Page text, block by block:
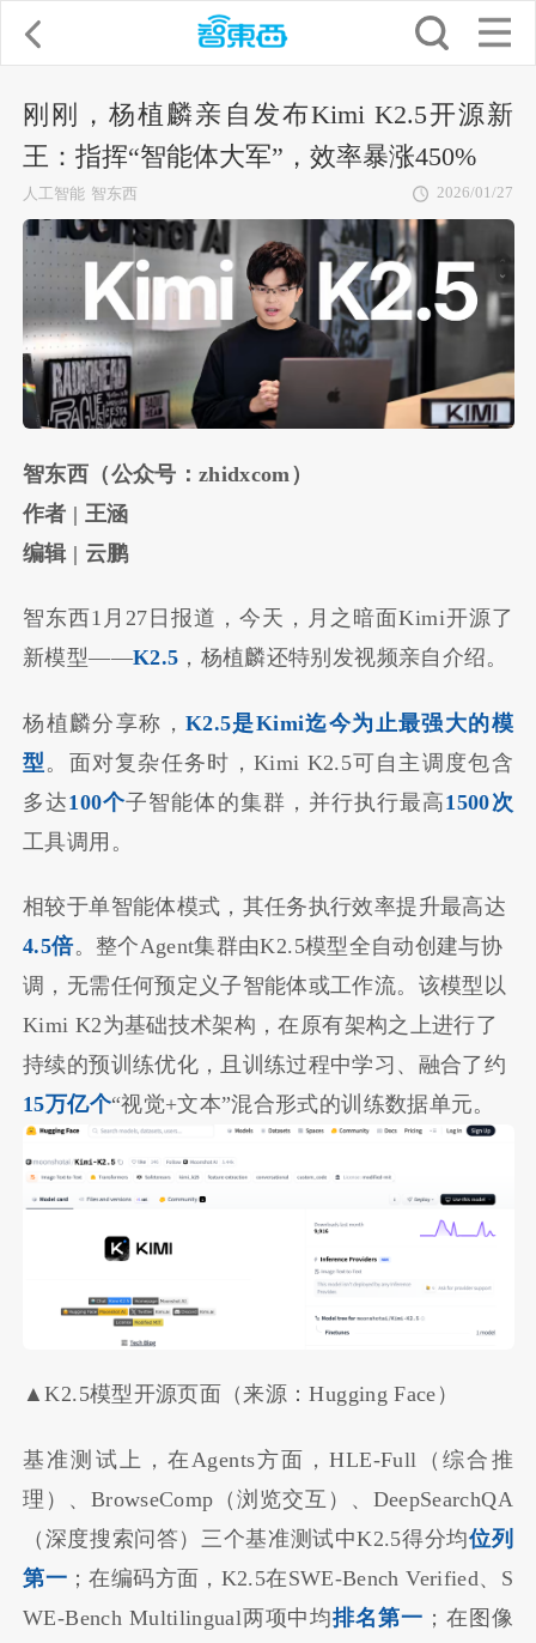
刚刚，杨植麟亲自发布Kimi K2.5开源新
王：指挥“智能体大军”，效率暴涨450%
人工智能 智东西 2026/01/27
智东西（公众号：zhidxcom）
作者 | 王涵
编辑 | 云鹏
智东西1月27日报道，今天，月之暗面Kimi开源了
新模型——K2.5 ，杨植麟还特别发视频亲自介绍。
杨植麟分享称， K2.5是Kimi迄今为止最强大的模
型 。面对复杂任务时，Kimi K2.5可自主调度包含
多达100个子智能体的集群，并行执行最高1500次
工具调用。
相较于单智能体模式，其任务执行效率提升最高达
4.5倍。整个Agent集群由K2.5模型全自动创建与协
调，无需任何预定义子智能体或工作流。该模型以
Kimi K2为基础技术架构，在原有架构之上进行了
持续的预训练优化，且训练过程中学习、融合了约
15万亿个“视觉+文本”混合形式的训练数据单元。
▲K2.5模型开源页面（来源：Hugging Face）
基准测试上，在Agents方面，HLE-Full（综合推
理）、BrowseComp（浏览交互）、DeepSearchQA
（深度搜索问答）三个基准测试中K2.5得分均位列
第一；在编码方面，K2.5在SWE-Bench Verified、S
WE-Bench Multilingual两项中均排名第一 ；在图像